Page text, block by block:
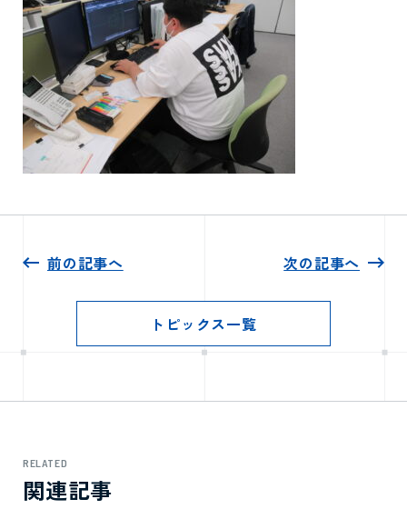
前の記事へ 次の記事へ
トピックス一覧
RELATED
関連記事